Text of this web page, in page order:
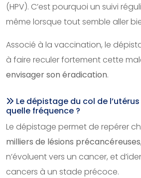
(HPV). C’est pourquoi un suivi
même lorsque tout semble aller
Associé à la vaccination, le
à faire reculer fortement cette
envisager son éradication.
Le dépistage du col de
quelle fréquence ?
Le dépistage permet de repérer
milliers de lésions précancéreuses
n’évoluent vers un cancer, et
cancers à un stade précoce.